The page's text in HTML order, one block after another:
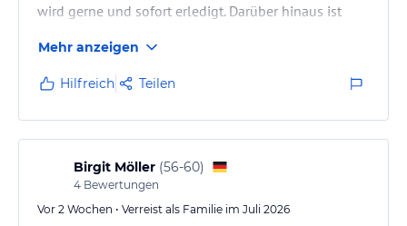
wird gerne und sofort erledigt. Darüber hinaus ist
mehr zu übertreffen und für Borkum wohl ein
Fixpunkt in der Gastronomie.
Mehr anzeigen
Hilfreich Teilen
Birgit Möller (56-60)
4 Bewertungen
Vor 2 Wochen • Verreist als Familie im Juli 2026